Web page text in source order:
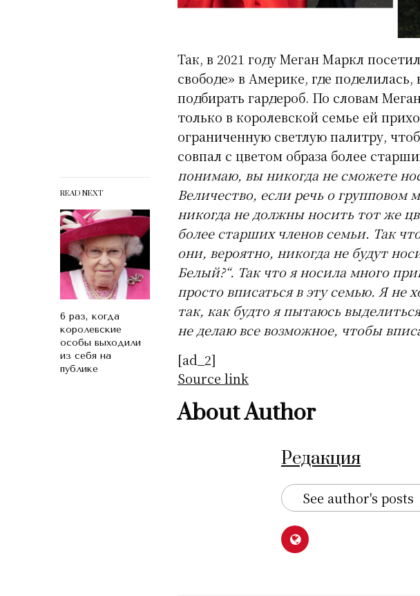
READ NEXT
6 раз, когда
королевские
особы выходили
из себя на
публике
Так, в 2021 году Меган Маркл
свободе» в Америке, где
подбирать гардероб. По словам
только в королевской семье ей
ограниченную светлую палитру,
совпал с цветом образа более
понимаю, вы никогда не сможете
Величество, если речь о
никогда не должны носить тот же
более старших членов семьи. Так
они, вероятно, никогда не будут
Белый?“. Так что я носила много
просто вписаться в эту семью. Я не
так, как будто я пытаюсь
не делаю все возможное, чтобы
[ad_2]
Source link
About Author
Редакция
See author's posts